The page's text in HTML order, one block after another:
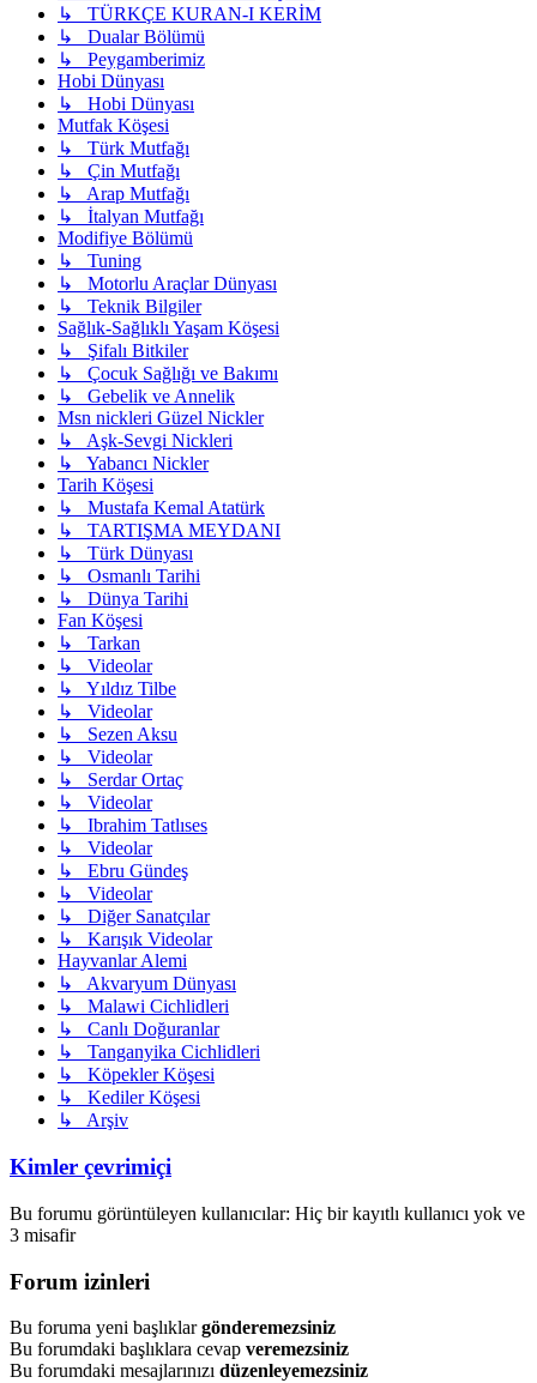
↳ TÜRKÇE KURAN-I KERİM
↳ Dualar Bölümü
↳ Peygamberimiz
Hobi Dünyası
↳ Hobi Dünyası
Mutfak Köşesi
↳ Türk Mutfağı
↳ Çin Mutfağı
↳ Arap Mutfağı
↳ İtalyan Mutfağı
Modifiye Bölümü
↳ Tuning
↳ Motorlu Araçlar Dünyası
↳ Teknik Bilgiler
Sağlık-Sağlıklı Yaşam Köşesi
↳ Şifalı Bitkiler
↳ Çocuk Sağlığı ve Bakımı
↳ Gebelik ve Annelik
Msn nickleri Güzel Nickler
↳ Aşk-Sevgi Nickleri
↳ Yabancı Nickler
Tarih Köşesi
↳ Mustafa Kemal Atatürk
↳ TARTIŞMA MEYDANI
↳ Türk Dünyası
↳ Osmanlı Tarihi
↳ Dünya Tarihi
Fan Köşesi
↳ Tarkan
↳ Videolar
↳ Yıldız Tilbe
↳ Videolar
↳ Sezen Aksu
↳ Videolar
↳ Serdar Ortaç
↳ Videolar
↳ Ibrahim Tatlıses
↳ Videolar
↳ Ebru Gündeş
↳ Videolar
↳ Diğer Sanatçılar
↳ Karışık Videolar
Hayvanlar Alemi
↳ Akvaryum Dünyası
↳ Malawi Cichlidleri
↳ Canlı Doğuranlar
↳ Tanganyika Cichlidleri
↳ Köpekler Köşesi
↳ Kediler Köşesi
↳ Arşiv
Kimler çevrimiçi
Bu forumu görüntüleyen kullanıcılar: Hiç bir kayıtlı kullanıcı yok ve
3 misafir
Forum izinleri
Bu foruma yeni başlıklargönderemezsiniz
Bu forumdaki başlıklara cevap veremezsiniz
Bu forumdaki mesajlarınızı düzenleyemezsiniz